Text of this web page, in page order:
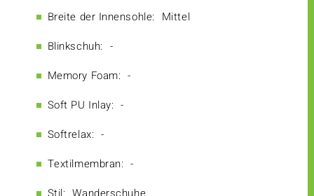
Breite der Innensohle: Mittel
Blinkschuh: -
Memory Foam: -
Soft PU Inlay: -
Softrelax: -
Textilmembran: -